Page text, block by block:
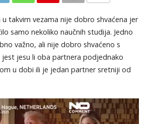
u takvim vezama nije dobro shvaćena jer
samo nekoliko naučnih studija. Jedno
važno, ali nije dobro shvaćeno s
jest jesu li oba partnera podjednako
u dobi ili je jedan partner sretniji od